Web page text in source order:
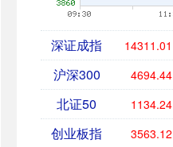
深证成指 14311.01
沪深300 4694.44
北证50 1134.24
创业板指 3563.12